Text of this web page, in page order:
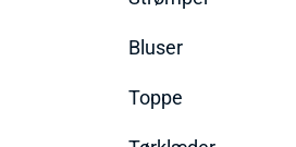
Bluser
Toppe